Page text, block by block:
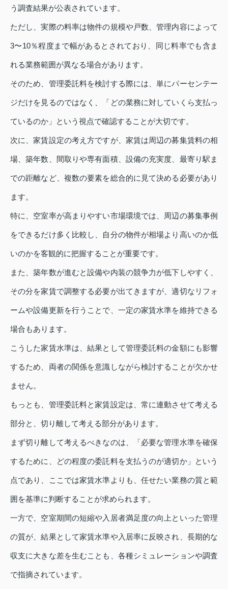
う調査結果が公表されています。
ただし、実際の料率は物件の規模や戸数、管理内容によって
3〜10％程度まで幅があるとされており、同じ料率でも含ま
れる業務範囲が異なる場合があります。
そのため、管理委託料を検討する際には、単にパーセンテー
ジだけを見るのではなく、「どの業務に対していくら支払っ
ているのか」という視点で確認することが大切です。
次に、家賃設定の考え方ですが、家賃は周辺の募集賃料の相
場、築年数、間取りや専有面積、設備の充実度、最寄り駅ま
での距離など、複数の要素を総合的に見て決める必要があり
ます。
特に、空室率が高まりやすい市場環境では、周辺の募集事例
をできるだけ多く比較し、自分の物件が相場より高いのか低
いのかを客観的に把握することが重要です。
また、築年数が進むと設備や内装の競争力が低下しやすく、
その分を家賃で調整する必要が出てきますが、適切なリフォ
ームや設備更新を行うことで、一定の家賃水準を維持できる
場合もあります。
こうした家賃水準は、結果として管理委託料の金額にも影響
するため、両者の関係を意識しながら検討することが欠かせ
ません。
もっとも、管理委託料と家賃設定は、常に連動させて考える
部分と、切り離して考える部分があります。
まず切り離して考えるべきなのは、「必要な管理水準を確保
するために、どの程度の委託料を支払うのが適切か」という
点であり、ここでは家賃水準よりも、任せたい業務の質と範
囲を基準に判断することが求められます。
一方で、空室期間の短縮や入居者満足度の向上といった管理
の質が、結果として家賃水準や入居率に反映され、長期的な
収支に大きな差を生むことも、各種シミュレーションや調査
で指摘されています。